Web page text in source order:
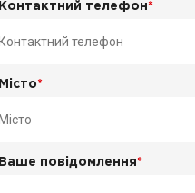
Контактний телефон*
Місто*
Ваше повідомлення*